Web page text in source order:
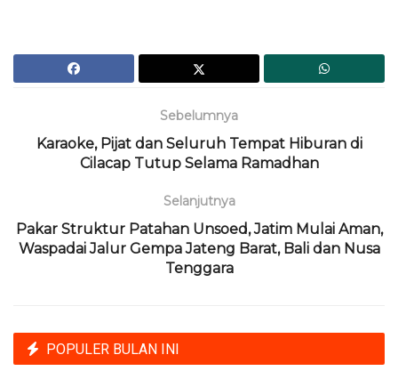
Sebelumnya
Karaoke, Pijat dan Seluruh Tempat Hiburan di
Cilacap Tutup Selama Ramadhan
Selanjutnya
Pakar Struktur Patahan Unsoed, Jatim Mulai Aman,
Waspadai Jalur Gempa Jateng Barat, Bali dan Nusa
Tenggara
POPULER BULAN INI